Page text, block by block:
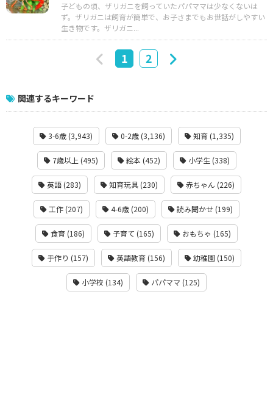
子どもの頃、ザリガニを飼っていたパパママは少なくないは
ず。ザリガニは飼育が簡単で、お子さまでもお世話がしやすい
生き物です。ザリガニ...
1 2
関連するキーワード
3-6歳 (3,943) 0-2歳 (3,136) 知育 (1,335)
7歳以上 (495) 絵本 (452) 小学生 (338)
英語 (283) 知育玩具 (230) 赤ちゃん (226)
工作 (207) 4-6歳 (200) 読み聞かせ (199)
食育 (186) 子育て (165) おもちゃ (165)
手作り (157) 英語教育 (156) 幼稚園 (150)
小学校 (134) パパママ (125)